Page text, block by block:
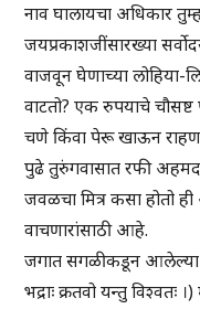
नाव घालायचा अधिकार
जयप्रकाशजींसारख्या
वाजवून घेणाच्या लोहिया-
वाटतो? एक रुपयाचे
चणे किंवा पेरू खाऊन
पुढे तुरुंगवासात रफी
जवळचा मित्र कसा होतो
वाचणारांसाठी आहे.
जगात सगळीकडून आलेल्या
भद्राः क्रतवो यन्तु